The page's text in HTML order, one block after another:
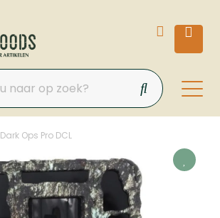
Ops Pro DCL